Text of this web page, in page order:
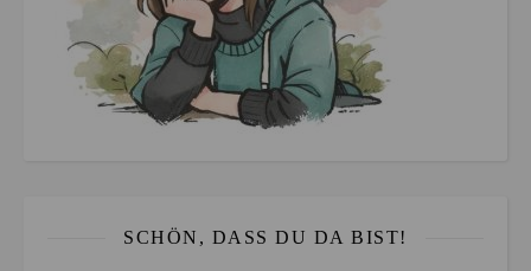
SCHÖN, DASS DU DA BIST!